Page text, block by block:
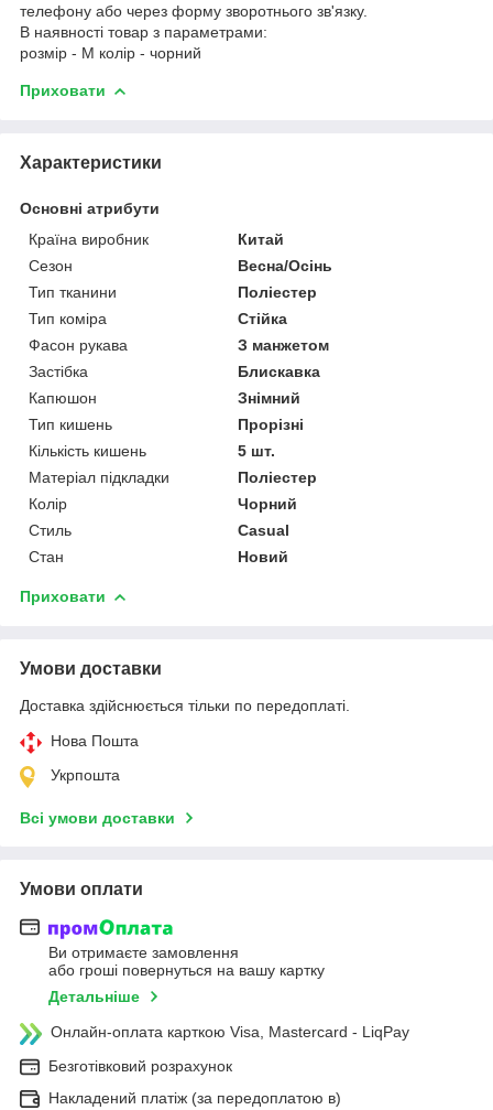
телефону або через форму зворотнього зв'язку.
В наявності товар з параметрами:
розмір - M колір - чорний
Приховати
Характеристики
Основні атрибути
Країна виробник
Китай
Сезон
Весна/Осінь
Тип тканини
Поліестер
Тип коміра
Стійка
Фасон рукава
З манжетом
Застібка
Блискавка
Капюшон
Знімний
Тип кишень
Прорізні
Кількість кишень
5 шт.
Матеріал підкладки
Поліестер
Колір
Чорний
Стиль
Casual
Стан
Новий
Приховати
Умови доставки
Доставка здійснюється тільки по передоплаті.
Нова Пошта
Укрпошта
Всі умови доставки
Умови оплати
Ви отримаєте замовлення
або гроші повернуться на вашу картку
Детальніше
Онлайн-оплата карткою Visa, Mastercard - LiqPay
Безготівковий розрахунок
Накладений платіж (за передоплатою в)